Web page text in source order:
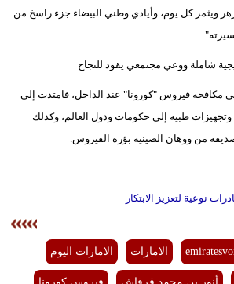
مدوَّنات
سيارات
ويثمر كل يوم، وأيادي وطني البيضاء جزء راسخ من
شاملة ووعي مجتمعي يقود للنجاح
مكافحة فيروس "كورونا" عند الداخل، فامتدت إلى
طبية إلى حكومات ودول العالم، وكذلك
من ووهان الصينية بؤرة الفيروس.
نوعية لتعزيز الابتكار
الامارات الامارات اليوم